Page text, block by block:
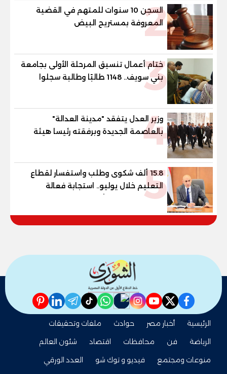
2
السجن 10 سنوات للمتهم في القضية
المعروفة بمستريح البيض
3
ختام أعمال تنسيق المرحلة الأولى بجامعة
بني سويف.. 1148 طالبًا وطالبة سجلوا
رغباتهم
4
وزير العدل يتفقد "مدينة العدالة"
بالعاصمة الجديدة وبرفقته رئيسا هيئة
قضايا الدولة وهيئة النيابة الإدارية
515.8 ألف شكوى وطلب واستفسار لقطاع
التعليم خلال يوليو.. استجابة فعالة
لشكاوى الطلاب وأولياء الأمور
facebook
twitter
youtube
instagram
nabd
whatsapp
tiktok
telegram
linkedin
pinterest
الرئيسية أخبار مصر حوادث
ملفات وتحقيقات
الرياضة
فن محافظات اقتصاد
شئون العالم
منوعات ومجتمع
فيديو و توك شو
العدد الورقي